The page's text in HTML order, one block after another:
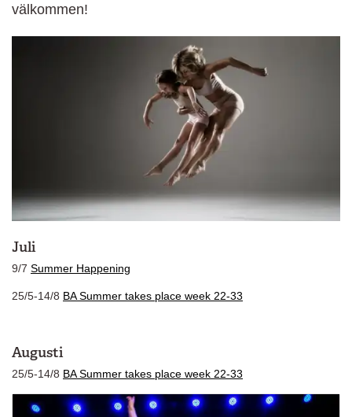
välkommen!
Juli
9/7 Summer Happening
25/5-14/8 BA Summer takes place week 22-33
Augusti
25/5-14/8 BA Summer takes place week 22-33